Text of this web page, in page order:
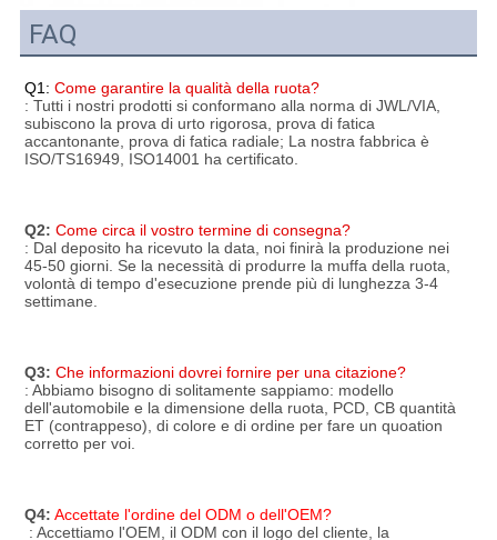
FAQ
Q1: Come garantire la qualità della ruota?
: Tutti i nostri prodotti si conformano alla norma di JWL/VIA,
subiscono la prova di urto rigorosa, prova di fatica
accantonante, prova di fatica radiale; La nostra fabbrica è
ISO/TS16949, ISO14001 ha certificato.
Q2: Come circa il vostro termine di consegna?
: Dal deposito ha ricevuto la data, noi finirà la produzione nei
45-50 giorni. Se la necessità di produrre la muffa della ruota,
volontà di tempo d'esecuzione prende più di lunghezza 3-4
settimane.
Q3: Che informazioni dovrei fornire per una citazione?
: Abbiamo bisogno di solitamente sappiamo: modello
dell'automobile e la dimensione della ruota, PCD, CB quantità
ET (contrappeso), di colore e di ordine per fare un quoation
corretto per voi.
Q4: Accettate l'ordine del ODM o dell'OEM?